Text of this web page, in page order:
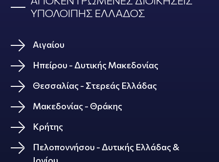
ΥΠΟΛΟΙΠΗΣ ΕΛΛΑΔΟΣ
Αιγαίου
Ηπείρου - Δυτικής Μακεδονίας
Θεσσαλίας - Στερεάς Ελλάδας
Μακεδονίας - Θράκης
Κρήτης
Πελοποννήσου - Δυτικής Ελλάδας &